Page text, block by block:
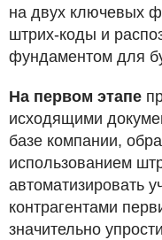
на двух ключевых
штрих-коды и
фундаментом для
На первом этапе
исходящими
базе компании,
использованием
автоматизировать
контрагентами
значительно